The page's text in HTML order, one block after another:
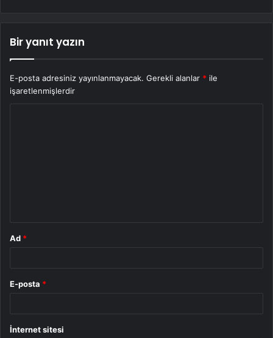
Bir yanıt yazın
E-posta adresiniz yayınlanmayacak. Gerekli alanlar * ile
işaretlenmişlerdir
Ad *
E-posta *
İnternet sitesi